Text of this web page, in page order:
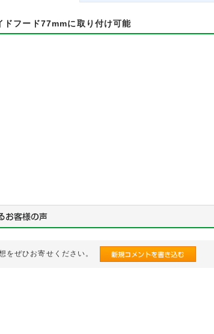
フード77mmに取り付け可能
をぜひお寄せください。